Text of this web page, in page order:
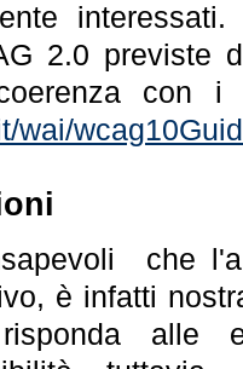
2.0 previste
con i
wai/
che
è infatti
alle